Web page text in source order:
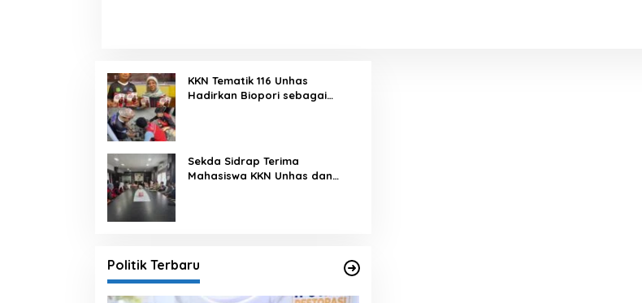
KKN Tematik 116 Unhas
Hadirkan Biopori sebagai
Sekda Sidrap Terima
Mahasiswa KKN Unhas dan
Politik Terbaru